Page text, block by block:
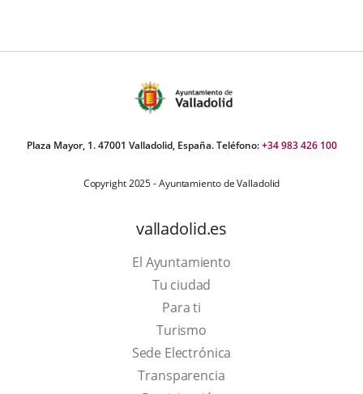
Plaza Mayor, 1. 47001 Valladolid, España. Teléfono:+34 983 426 100
Copyright 2025 - Ayuntamiento de Valladolid
valladolid.es
El Ayuntamiento
Tu ciudad
Para ti
TurismoThis
link
will
Sede Electrónica
Transparencia